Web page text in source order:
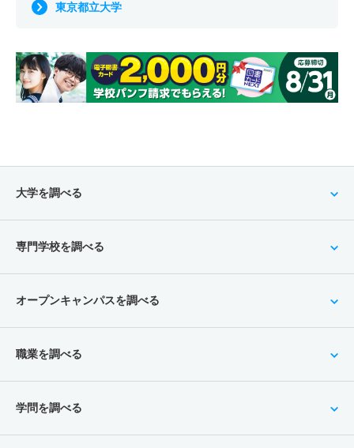
東京都立大学
大学を調べる
専門学校を調べる
オープンキャンパスを調べる
職業を調べる
学問を調べる